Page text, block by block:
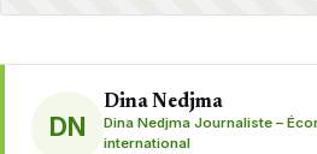
DN
Dina Nedjma
Dina Nedjma Journaliste –
international